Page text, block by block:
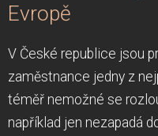
Evropě
V České republice jsou
zaměstnance jedny z
téměř nemožné se
například jen nezapadá